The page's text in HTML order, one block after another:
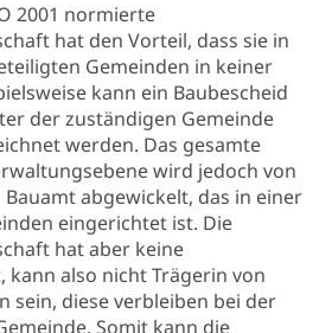
2001 normierte
hat den Vorteil, dass sie in
Gemeinden in keiner
kann ein Baubescheid
der zuständigen Gemeinde
werden. Das gesamte
wird jedoch von
abgewickelt, das in einer
eingerichtet ist. Die
hat aber keine
kann also nicht Trägerin von
sein, diese verbleiben bei der
Somit kann die